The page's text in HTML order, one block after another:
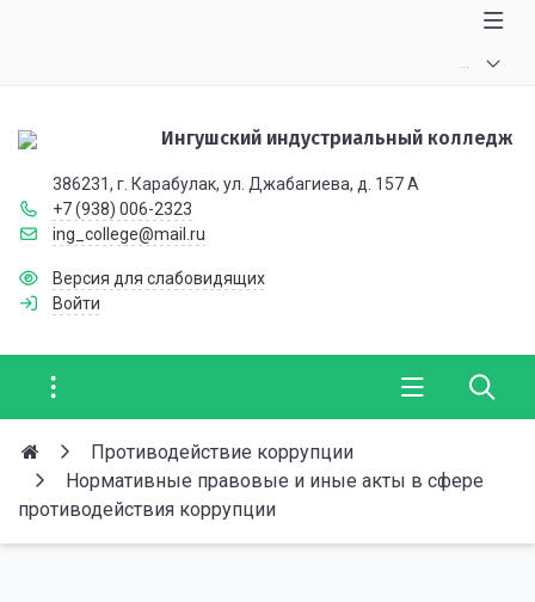
Ингушский индустриальный колледж
386231, г. Карабулак, ул. Джабагиева, д. 157 А
+7 (938) 006-2323
ing_college@mail.ru
Версия для слабовидящих
Войти
Противодействие коррупции
Нормативные правовые и иные акты в сфере
противодействия коррупции